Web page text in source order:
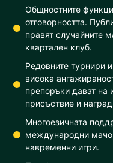
Общностните
отговорността.
правят случайните
квартален клуб.
Редовните турнири
висока
препоръки дават на
присъствие и
Многоезичната
международни
навременни игри.